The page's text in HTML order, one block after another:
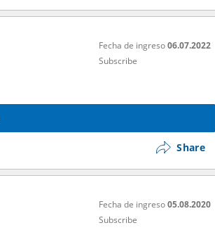
Fecha de ingreso06.07.2022
Subscribe
Share
Fecha de ingreso05.08.2020
Subscribe